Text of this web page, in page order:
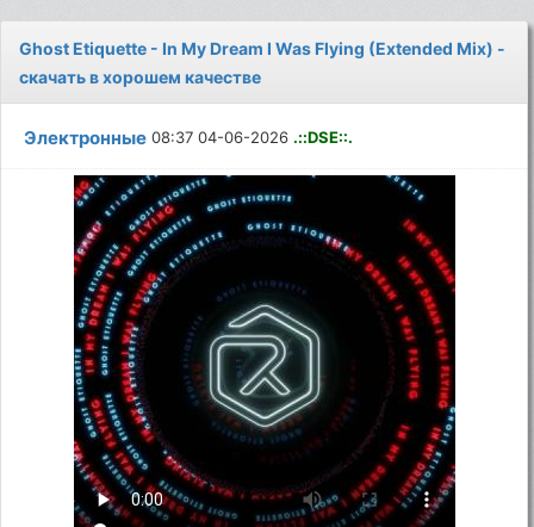
Ghost Etiquette - In My Dream I Was Flying (Extended Mix) -
скачать в хорошем качестве
Электронные 08:37 04-06-2026 .::DSE::.